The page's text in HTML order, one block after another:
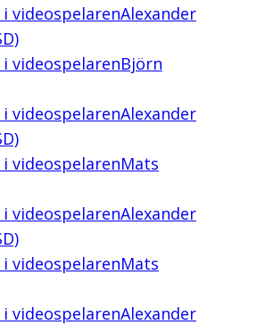
i videospelarenAlexander
videospelarenBjörn
i videospelarenAlexander
videospelarenMats
videospelarenAlexander
videospelarenMats
i videospelarenAlexander